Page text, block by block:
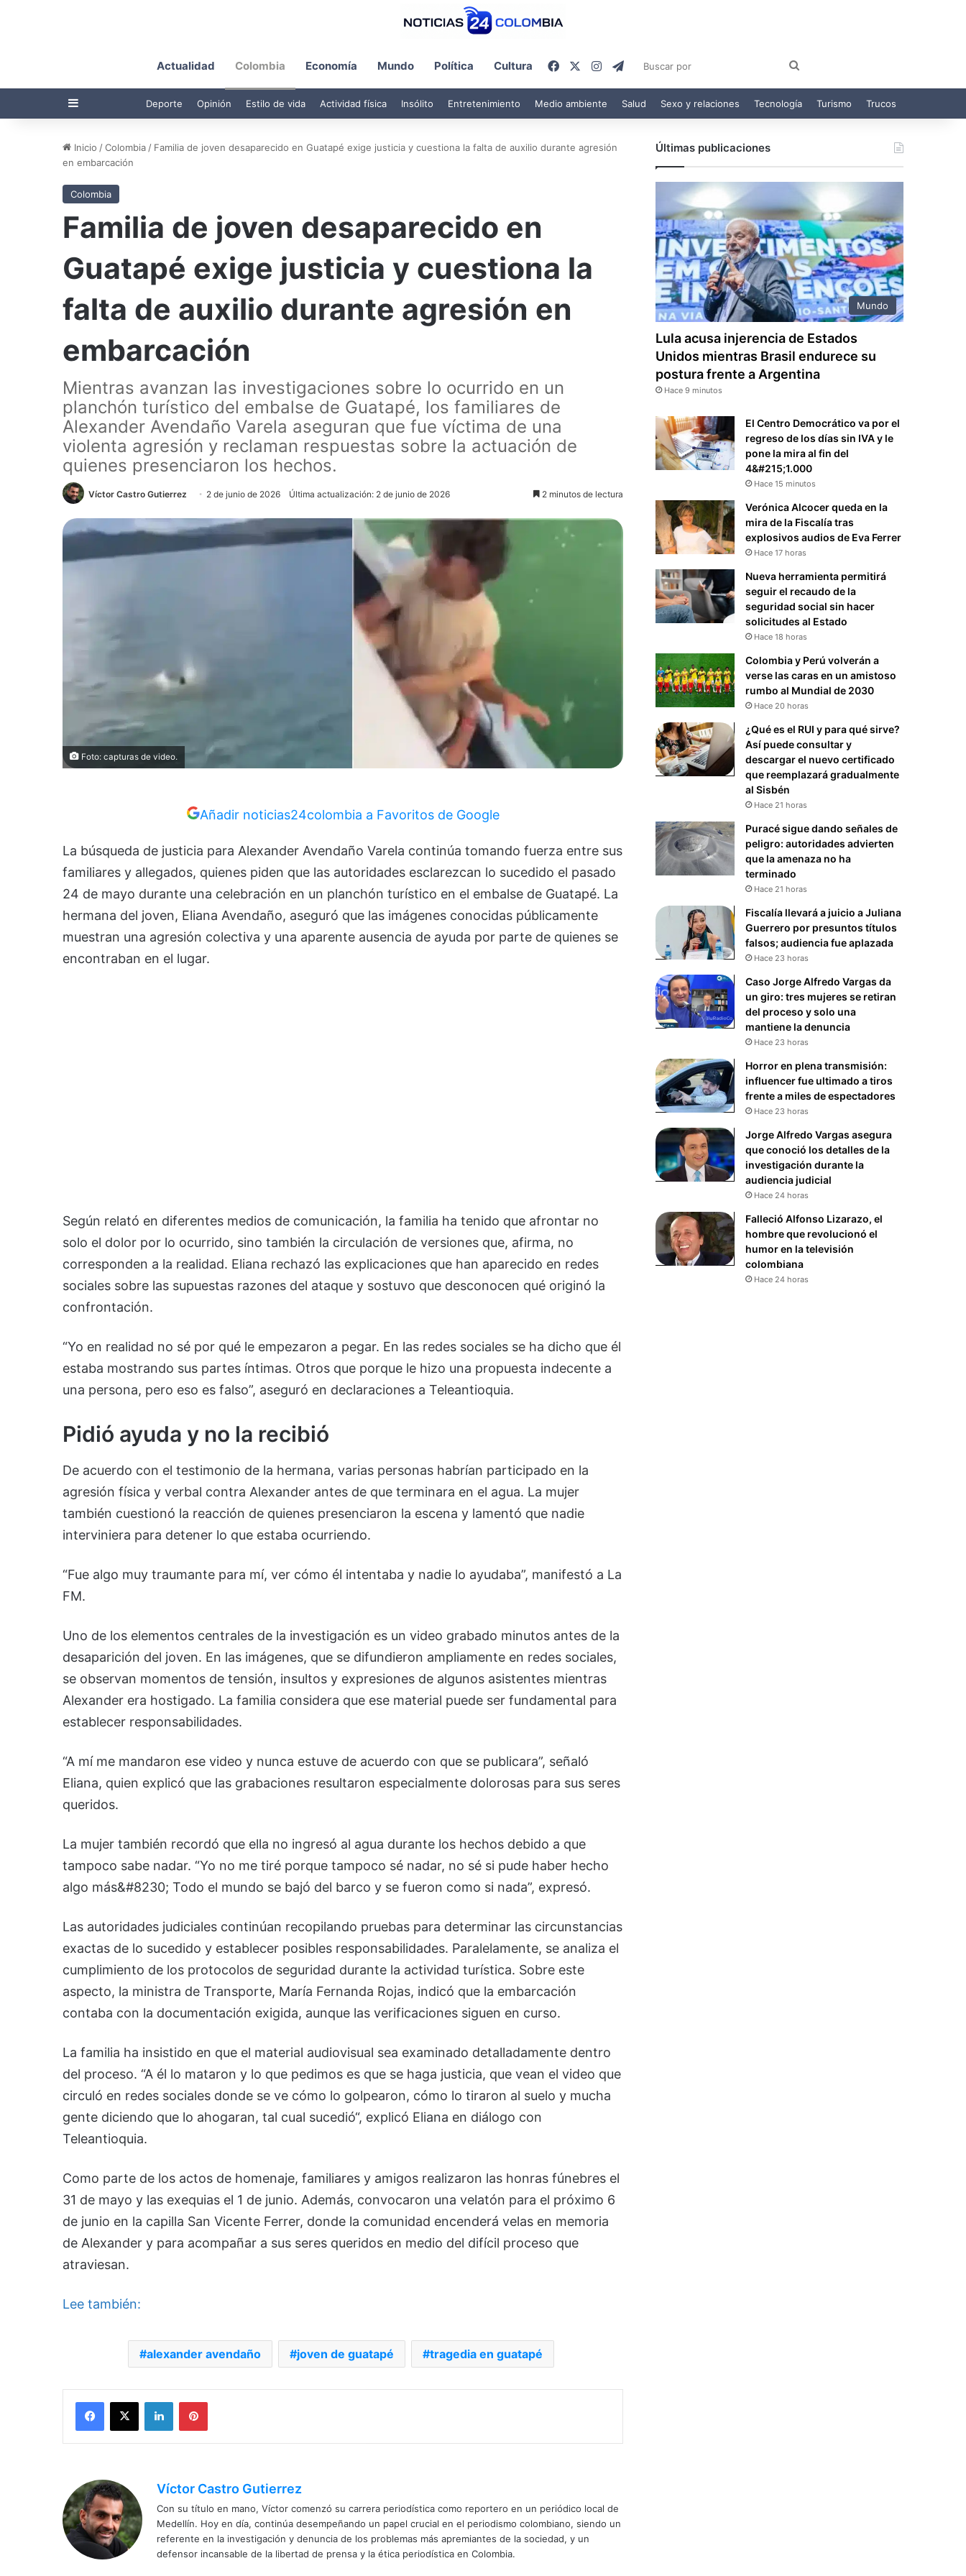
Actualidad Colombia Economía Mundo Política Cultura FacebookInstagram
Telegram
por
Barra lateral Deporte Opinión Estilo de vida Actividad física Insólito Entretenimiento Medio ambiente Salud Sexo y relaciones Tecnología Turismo Trucos
Inicio /Colombia / Familia de joven desaparecido en Guatapé exige justicia y cuestiona la falta de auxilio durante agresión
en embarcación
Colombia
Familia de joven desaparecido en
Guatapé exige justicia y cuestiona la
falta de auxilio durante agresión en
embarcación
Mientras avanzan las investigaciones sobre lo ocurrido en un
planchón turístico del embalse de Guatapé, los familiares de
Alexander Avendaño Varela aseguran que fue víctima de una
violenta agresión y reclaman respuestas sobre la actuación de
quienes presenciaron los hechos.
Víctor Castro Gutierrez 2 de junio de 2026 Última actualización: 2 de junio de 2026 2 minutos de lectura
Foto: capturas de video.
Añadir noticias24colombia a Favoritos de Google
La búsqueda de justicia para Alexander Avendaño Varela continúa tomando fuerza entre sus
familiares y allegados, quienes piden que las autoridades esclarezcan lo sucedido el pasado
24 de mayo durante una celebración en un planchón turístico en el embalse de Guatapé. La
hermana del joven, Eliana Avendaño, aseguró que las imágenes conocidas públicamente
muestran una agresión colectiva y una aparente ausencia de ayuda por parte de quienes se
encontraban en el lugar.
Según relató en diferentes medios de comunicación, la familia ha tenido que afrontar no
solo el dolor por lo ocurrido, sino también la circulación de versiones que, afirma, no
corresponden a la realidad. Eliana rechazó las explicaciones que han aparecido en redes
sociales sobre las supuestas razones del ataque y sostuvo que desconocen qué originó la
confrontación.
“Yo en realidad no sé por qué le empezaron a pegar. En las redes sociales se ha dicho que él
estaba mostrando sus partes íntimas. Otros que porque le hizo una propuesta indecente a
una persona, pero eso es falso”, aseguró en declaraciones a Teleantioquia.
Pidió ayuda y no la recibió
De acuerdo con el testimonio de la hermana, varias personas habrían participado en la
agresión física y verbal contra Alexander antes de que terminara en el agua. La mujer
también cuestionó la reacción de quienes presenciaron la escena y lamentó que nadie
interviniera para detener lo que estaba ocurriendo.
“Fue algo muy traumante para mí, ver cómo él intentaba y nadie lo ayudaba”, manifestó a La
FM.
Uno de los elementos centrales de la investigación es un video grabado minutos antes de la
desaparición del joven. En las imágenes, que se difundieron ampliamente en redes sociales,
se observan momentos de tensión, insultos y expresiones de algunos asistentes mientras
Alexander era hostigado. La familia considera que ese material puede ser fundamental para
establecer responsabilidades.
“A mí me mandaron ese video y nunca estuve de acuerdo con que se publicara”, señaló
Eliana, quien explicó que las grabaciones resultaron especialmente dolorosas para sus seres
queridos.
La mujer también recordó que ella no ingresó al agua durante los hechos debido a que
tampoco sabe nadar. “Yo no me tiré porque tampoco sé nadar, no sé si pude haber hecho
algo más&#8230; Todo el mundo se bajó del barco y se fueron como si nada”, expresó.
Las autoridades judiciales continúan recopilando pruebas para determinar las circunstancias
exactas de lo sucedido y establecer posibles responsabilidades. Paralelamente, se analiza el
cumplimiento de los protocolos de seguridad durante la actividad turística. Sobre este
aspecto, la ministra de Transporte, María Fernanda Rojas, indicó que la embarcación
contaba con la documentación exigida, aunque las verificaciones siguen en curso.
La familia ha insistido en que el material audiovisual sea examinado detalladamente dentro
del proceso. “A él lo mataron y lo que pedimos es que se haga justicia, que vean el video que
circuló en redes sociales donde se ve cómo lo golpearon, cómo lo tiraron al suelo y mucha
gente diciendo que lo ahogaran, tal cual sucedió“, explicó Eliana en diálogo con
Teleantioquia.
Como parte de los actos de homenaje, familiares y amigos realizaron las honras fúnebres el
31 de mayo y las exequias el 1 de junio. Además, convocaron una velatón para el próximo 6
de junio en la capilla San Vicente Ferrer, donde la comunidad encenderá velas en memoria
de Alexander y para acompañar a sus seres queridos en medio del difícil proceso que
atraviesan.
Lee también:
alexander avendaño joven de guatapé tragedia en guatapé
Facebook
X LinkedInPinterest
Víctor Castro Gutierrez
Con su título en mano, Víctor comenzó su carrera periodística como reportero en un periódico local de
Medellín. Hoy en día, continúa desempeñando un papel crucial en el periodismo colombiano, siendo un
referente en la investigación y denuncia de los problemas más apremiantes de la sociedad, y un
defensor incansable de la libertad de prensa y la ética periodística en Colombia.
Últimas publicaciones
Mundo
Lula acusa injerencia de Estados
Unidos mientras Brasil endurece su
postura frente a Argentina
Hace 9 minutos
El Centro Democrático va por el
regreso de los días sin IVA y le
pone la mira al fin del
4&#215;1.000
Hace 15 minutos
Verónica Alcocer queda en la
mira de la Fiscalía tras
explosivos audios de Eva Ferrer
Hace 17 horas
Nueva herramienta permitirá
seguir el recaudo de la
seguridad social sin hacer
solicitudes al Estado
Hace 18 horas
Colombia y Perú volverán a
verse las caras en un amistoso
rumbo al Mundial de 2030
Hace 20 horas
¿Qué es el RUI y para qué sirve?
Así puede consultar y
descargar el nuevo certificado
que reemplazará gradualmente
al Sisbén
Hace 21 horas
Puracé sigue dando señales de
peligro: autoridades advierten
que la amenaza no ha
terminado
Hace 21 horas
Fiscalía llevará a juicio a Juliana
Guerrero por presuntos títulos
falsos; audiencia fue aplazada
Hace 23 horas
Caso Jorge Alfredo Vargas da
un giro: tres mujeres se retiran
del proceso y solo una
mantiene la denuncia
Hace 23 horas
Horror en plena transmisión:
influencer fue ultimado a tiros
frente a miles de espectadores
Hace 23 horas
Jorge Alfredo Vargas asegura
que conoció los detalles de la
investigación durante la
audiencia judicial
Hace 24 horas
Falleció Alfonso Lizarazo, el
hombre que revolucionó el
humor en la televisión
colombiana
Hace 24 horas